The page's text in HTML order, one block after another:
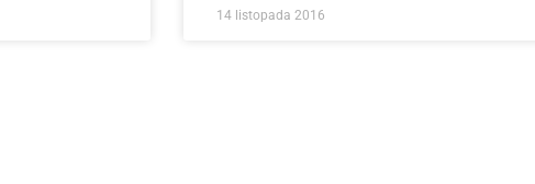
14 listopada 2016